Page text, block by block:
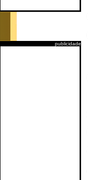
publicidade